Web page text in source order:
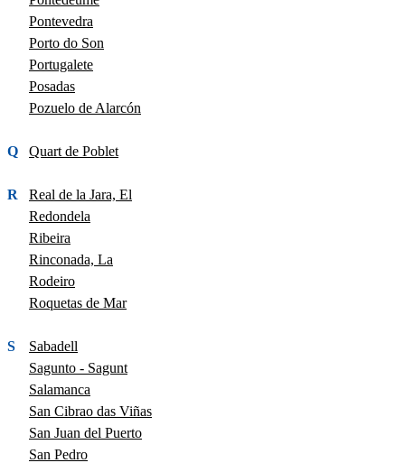
Pontevedra
Porto do Son
Portugalete
Posadas
Pozuelo de Alarcón
Q Quart de Poblet
R
Real de la Jara, El
Redondela
Ribeira
Rinconada, La
Rodeiro
Roquetas de Mar
S
Sabadell
Sagunto - Sagunt
Salamanca
San Cibrao das Viñas
San Juan del Puerto
San Pedro